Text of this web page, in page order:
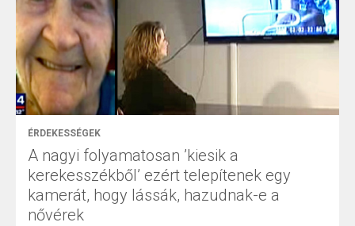
ÉRDEKESSÉGEK
A nagyi folyamatosan ’kiesik a
kerekesszékből’ ezért telepítenek egy
kamerát, hogy lássák, hazudnak-e a
nővérek